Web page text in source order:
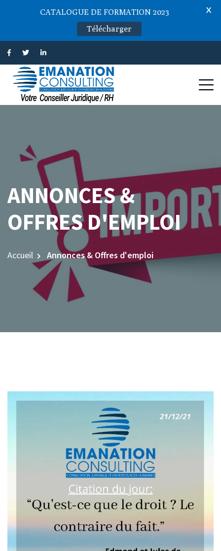
ANNONCES &
OFFRES D'EMPLOI
Accueil Annonces & Offres d'emploi
CATALOGUE DE FORMATION 2023
Télécharger
X